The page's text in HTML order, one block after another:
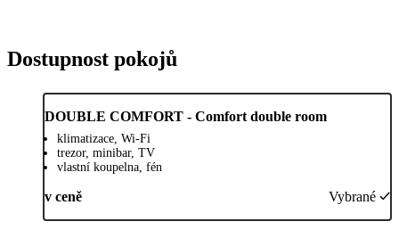
Dostupnost pokojů
DOUBLE COMFORT - Comfort double room
klimatizace, Wi-Fi
trezor, minibar, TV
vlastní koupelna, fén
v ceně Vybrané